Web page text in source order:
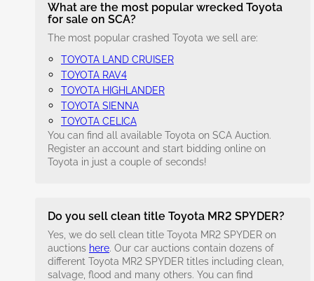
What are the most popular wrecked Toyota
for sale on SCA?
The most popular crashed Toyota we sell are:
TOYOTA LAND CRUISER
TOYOTA RAV4
TOYOTA HIGHLANDER
TOYOTA SIENNA
TOYOTA CELICA
You can find all available Toyota on SCA Auction.
Register an account and start bidding online on
Toyota in just a couple of seconds!
Do you sell clean title Toyota MR2 SPYDER?
Yes, we do sell clean title Toyota MR2 SPYDER on
auctions here. Our car auctions contain dozens of
different Toyota MR2 SPYDER titles including clean,
salvage, flood and many others. You can find